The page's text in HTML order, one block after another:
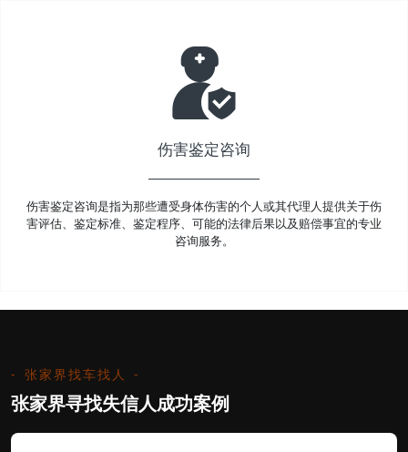
伤害鉴定咨询
伤害鉴定咨询是指为那些遭受身体伤害的个人或其代理人提供关于伤
害评估、鉴定标准、鉴定程序、可能的法律后果以及赔偿事宜的专业
咨询服务。
张家界找车找人
张家界寻找失信人成功案例